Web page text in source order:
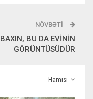
NÖVBƏTI
BAXIN, BU DA EVİNİN
GÖRÜNTÜSÜDÜR
Hamısı